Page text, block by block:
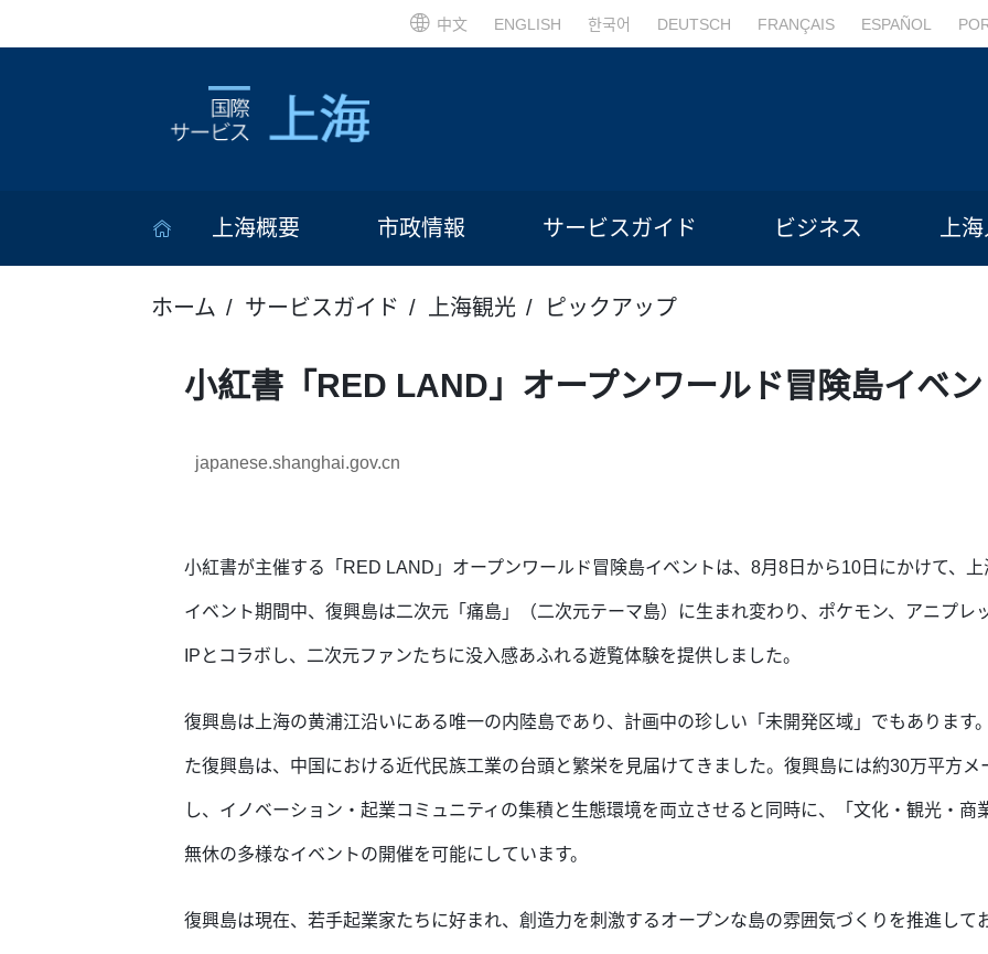
中文 ENGLISH 한국어 DEUTSCH FRANÇAIS ESPAÑOL
上海概要 市政情報 サービスガイド ビジネス 上
ホーム サービスガイド 上海観光 ピックアップ
小紅書「RED LAND」オープンワールド冒険島イベ
japanese.shanghai.gov.cn
小紅書が主催する「RED LAND」オープンワールド冒険島イベントは、8月8日から10日にかけて、
イベント期間中、復興島は二次元「痛島」（二次元テーマ島）に生まれ変わり、ポケモン、アニプレ
IPとコラボし、二次元ファンたちに没入感あふれる遊覧体験を提供しました。
復興島は上海の黄浦江沿いにある唯一の内陸島であり、計画中の珍しい「未開発区域」でもあります
た復興島は、中国における近代民族工業の台頭と繁栄を見届けてきました。復興島には約30万平方
し、イノベーション・起業コミュニティの集積と生態環境を両立させると同時に、「文化・観光・
無休の多様なイベントの開催を可能にしています。
復興島は現在、若手起業家たちに好まれ、創造力を刺激するオープンな島の雰囲気づくりを推進して